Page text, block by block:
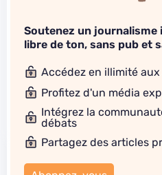
Soutenez un journalisme
libre de ton, sans pub et
Accédez en illimité
Profitez d'un média
Intégrez la
débats
Partagez des articles